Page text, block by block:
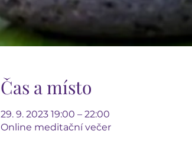
Čas a místo
29. 9. 2023 19:00 – 22:00
Online meditační večer